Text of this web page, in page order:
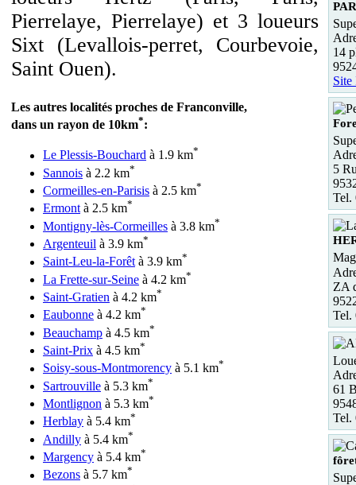
Pierrelaye, Pierrelaye) et 3 loueurs
Sixt (Levallois-perret, Courbevoie,
Saint Ouen).
Les autres localités proches de Franconville,
dans un rayon de 10km*:
Le Plessis-Bouchard à 1.9 km*
Sannois à 2.2 km*
Cormeilles-en-Parisis à 2.5 km*
Ermontà 2.5 km*
Montigny-lès-Cormeilles à 3.8 km*
Argenteuil à 3.9 km*
Saint-Leu-la-Forêtà 3.9 km*
La Frette-sur-Seine à 4.2 km*
Saint-Gratien à 4.2 km*
Eaubonne à 4.2 km*
Beauchamp à 4.5 km*
Saint-Prix à 4.5 km*
Soisy-sous-Montmorency à 5.1 km*
Sartrouville à 5.3 km*
Montlignon à 5.3 km*
Herblay à 5.4 km*
Andilly à 5.4 km*
Margency à 5.4 km*
Bezons à 5.7 km*
14
Site
5
Tel.
ZA
Tel.
61
Tel.